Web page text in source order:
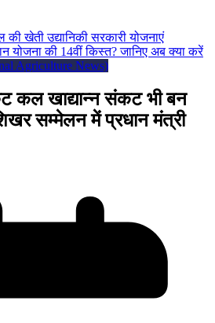
की खेतीउद्यानिकीसरकारी योजनाएं
Agriculture News)
कल खाद्यान्न संकट भी बन
सम्मेलन में प्रधान मंत्री